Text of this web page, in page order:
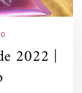
2022 |